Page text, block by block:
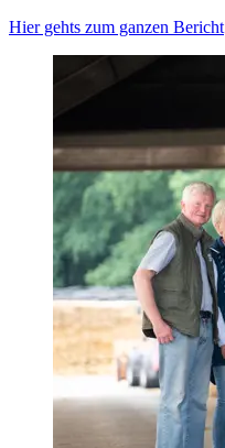
Hier gehts zum ganzen Bericht